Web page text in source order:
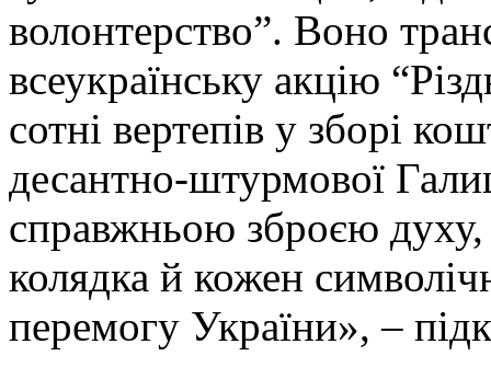
волонтерство”. Воно
всеукраїнську акцію
сотні вертепів у зборі
десантно-штурмової
справжньою зброєю
колядка й кожен
перемогу України», –